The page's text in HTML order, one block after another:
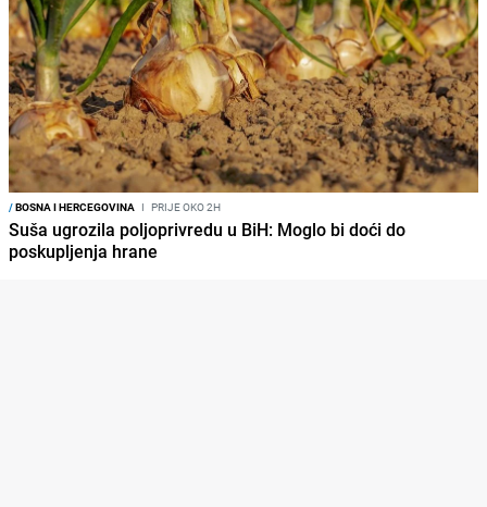
/BOSNA I HERCEGOVINA I PRIJE OKO 2H
Suša ugrozila poljoprivredu u BiH: Moglo bi doći do
poskupljenja hrane